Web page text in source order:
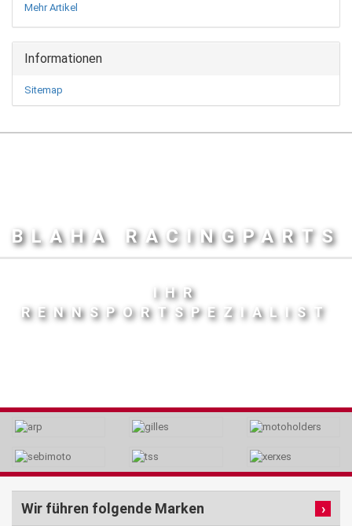
Mehr Artikel
Informationen
Sitemap
BLAHA RACINGPARTS
IHR
RENNSPORTSPEZIALIST
Wir führen folgende Marken